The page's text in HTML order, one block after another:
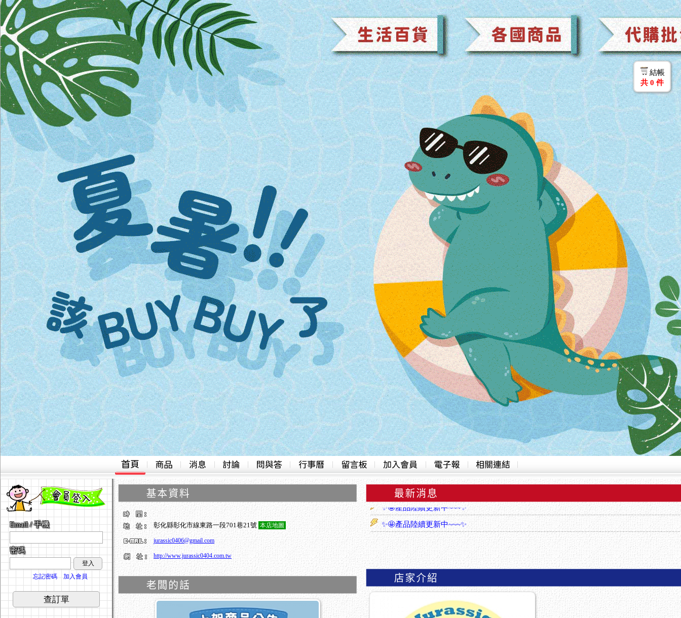
結帳
共 0 件
Email / 手機
密碼
登入
忘記密碼
加入會員
查訂單
彰化縣彰化市線東路一段701巷21號 本店地圖
jurassic0406@gmail.com
http://www.jurassic0404.com.tw
✨🤩產品陸續更新中~~~✨
✨🤩產品陸續更新中~~~✨